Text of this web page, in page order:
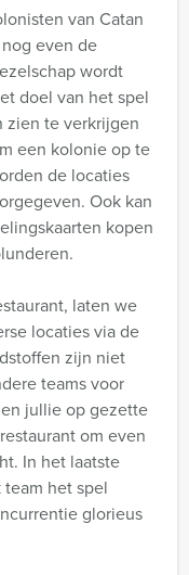
van Catan
even de
wordt
doel van het spel
zien te verkrijgen
een kolonie op te
de locaties
Ook kan
kopen
laten we
locaties via de
zijn niet
teams voor
jullie op gezette
om even
In het laatste
het spel
glorieus